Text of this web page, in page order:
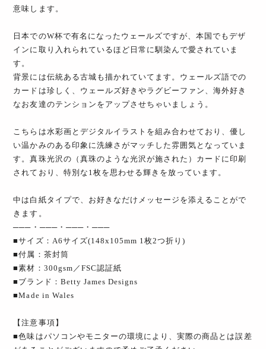
意味します。
日本でのW杯で有名になったウェールズですが、本国でもデザ
インに取り入れられているほど日常に馴染んで愛されていま
す。
背景には伝統ある古城も描かれていてます。ウェールズ語での
カードは珍しく、ウェールズ好きやラグビーファン、海外好き
なお友達のテンションをアップさせちゃいましょう。
こちらは水彩画とデジタルイラストを組み合わせており、優し
い温かみのある印象に洗練さがマッチした雰囲気となっていま
す。真珠光沢の（真珠のような光沢が施された）カードに印刷
されており、特別な1枚を思わせる輝きを放っています。
中は白紙タイプで、お好きなだけメッセージを添えることがで
きます。
───・───・───・───
■サイズ：A6サイズ(148x105mm 1枚2つ折り)
■付属：茶封筒
■素材：300gsm／FSC認証紙
■ブランド：Betty James Designs
■Made in Wales
【注意事項】
■色味はパソコンやモニターの環境により、実際の商品とは誤差